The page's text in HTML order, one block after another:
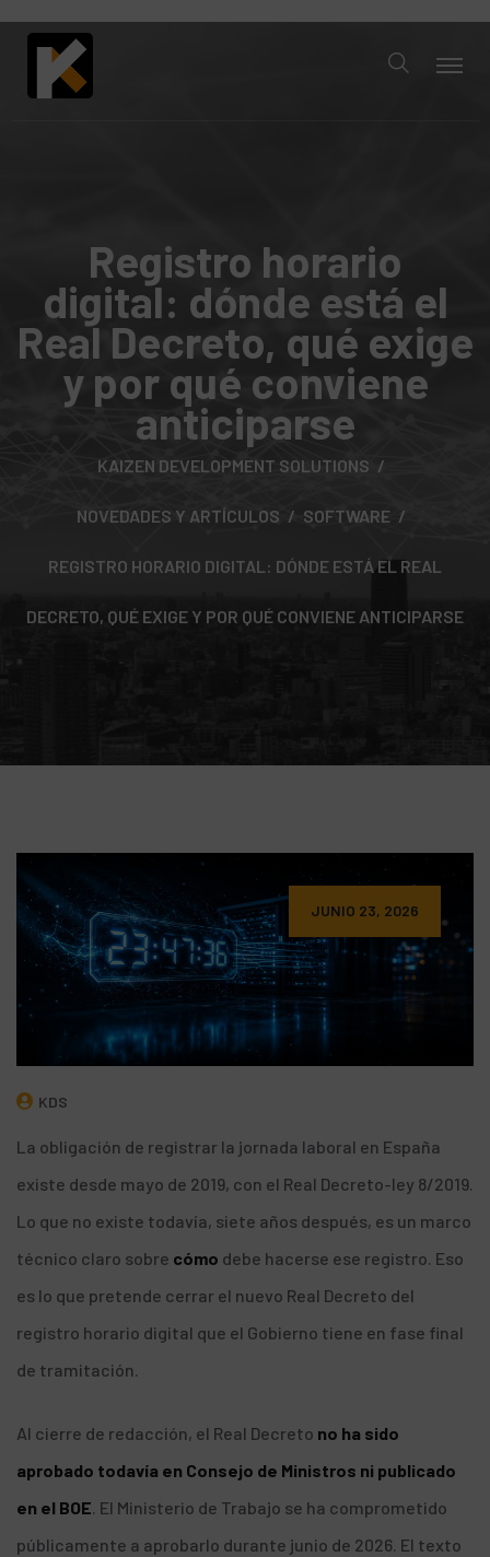
Registro horario
digital: dónde está el
Real Decreto, qué exige
y por qué conviene
anticiparse
KAIZEN DEVELOPMENT SOLUTIONS
NOVEDADES Y ARTÍCULOS SOFTWARE
REGISTRO HORARIO DIGITAL: DÓNDE ESTÁ EL REAL
DECRETO, QUÉ EXIGE Y POR QUÉ CONVIENE ANTICIPARSE
JUNIO 23, 2026
KDS
La obligación de registrar la jornada laboral en España
existe desde mayo de 2019, con el Real Decreto-ley 8/2019.
Lo que no existe todavía, siete años después, es un marco
técnico claro sobre cómo debe hacerse ese registro. Eso
es lo que pretende cerrar el nuevo Real Decreto del
registro horario digital que el Gobierno tiene en fase final
de tramitación.
Al cierre de redacción, el Real Decreto no ha sido
aprobado todavía en Consejo de Ministros ni publicado
en el BOE. El Ministerio de Trabajo se ha comprometido
públicamente a aprobarlo durante junio de 2026. El texto